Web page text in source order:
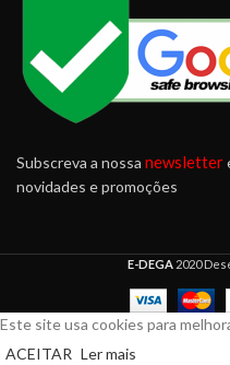
Subscreva a nossa newsletter
novidades e promoções
E-DEGA 2020
Este site usa cookies para
ACEITAR Ler mais